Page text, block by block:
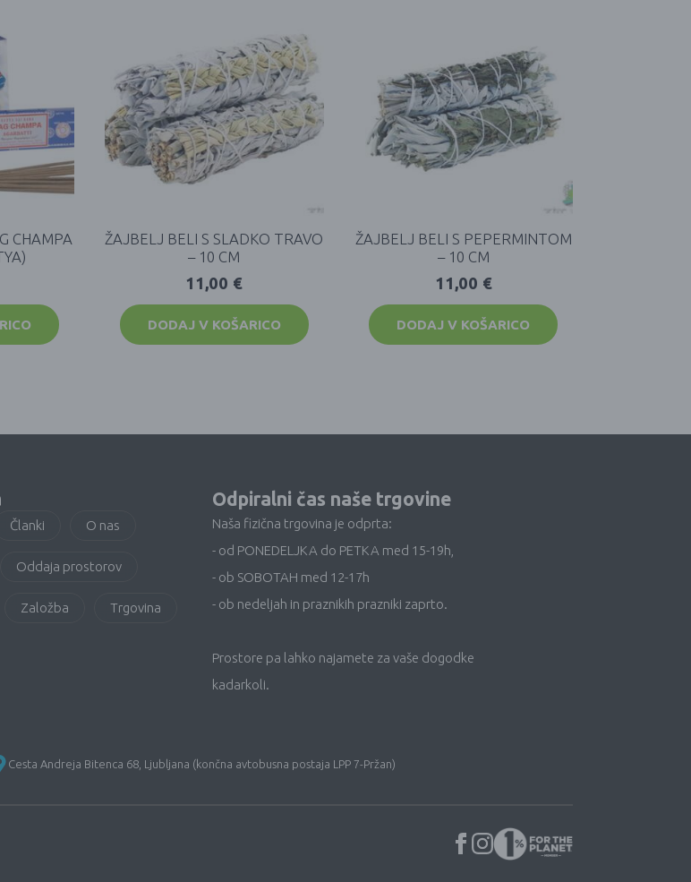
CHAMPA
ŽAJBELJ BELI S SLADKO TRAVO
– 10 CM
11,00 €
DODAJ V KOŠARICO
ŽAJBELJ BELI S PEPERMINTOM
– 10 CM
11,00 €
DODAJ V KOŠARICO
Članki O nas
Oddaja prostorov
Založba Trgovina
Odpiralni čas naše trgovine
Naša fizična trgovina je odprta:
- od PONEDELJKA do PETKA med 15-19h,
- ob SOBOTAH med 12-17h
- ob nedeljah in praznikih prazniki zaprto.
Prostore pa lahko najamete za vaše dogodke
kadarkoli.
Cesta Andreja Bitenca 68, Ljubljana (končna avtobusna postaja LPP 7-Pržan)